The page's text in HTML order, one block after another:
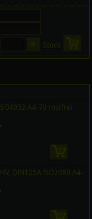
Stück
A4-70 rostfrei
DIN125A ISO7089 A4